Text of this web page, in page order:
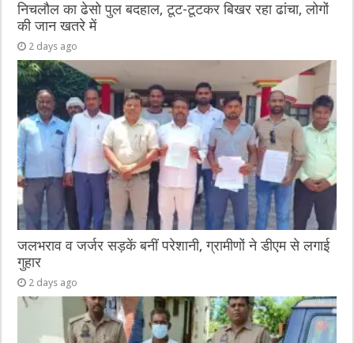
निचलौल का ढेसो पुल बदहाल, टूट-टूटकर बिखर रहा ढांचा, लोगों
की जान खतरे में
2 days ago
जलभराव व जर्जर सड़कें बनीं परेशानी, ग्रामीणों ने डीएम से लगाई
गुहार
2 days ago